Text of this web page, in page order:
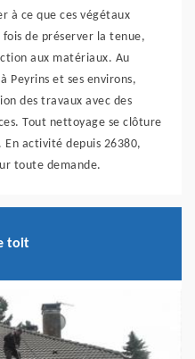
à ce que ces végétaux
de préserver la tenue,
aux matériaux. Au
Peyrins et ses environs,
des travaux avec des
Tout nettoyage se clôture
activité depuis 26380,
toute demande.
toit